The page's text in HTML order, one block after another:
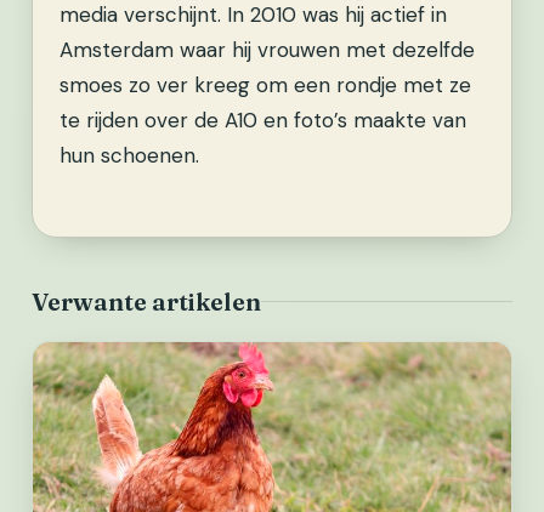
media verschijnt. In 2010 was hij actief in
Amsterdam waar hij vrouwen met dezelfde
smoes zo ver kreeg om een rondje met ze
te rijden over de A10 en foto’s maakte van
hun schoenen.
Verwante artikelen